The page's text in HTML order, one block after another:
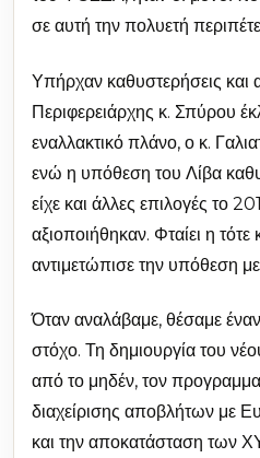
σε αυτή την πολυετή
Υπήρχαν καθυστερήσεις και
Περιφερειάρχης κ. Σπύρου
εναλλακτικό πλάνο, ο κ.
ενώ η υπόθεση του Λίβα
είχε και άλλες επιλογές το
αξιοποιήθηκαν. Φταίει η
αντιμετώπισε την υπόθεση
Όταν αναλάβαμε, θέσαμε
στόχο. Τη δημιουργία του
από το μηδέν, τον
διαχείρισης αποβλήτων με
και την αποκατάσταση των